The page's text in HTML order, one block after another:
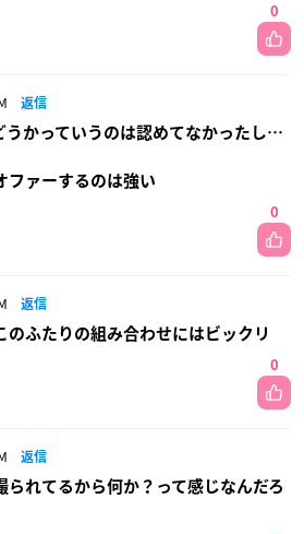
0
返信
うかっていうのは認めてなかったし…
ファーするのは強い
0
返信
のふたりの組み合わせにはビックリ
0
返信
られてるから何か？って感じなんだろ